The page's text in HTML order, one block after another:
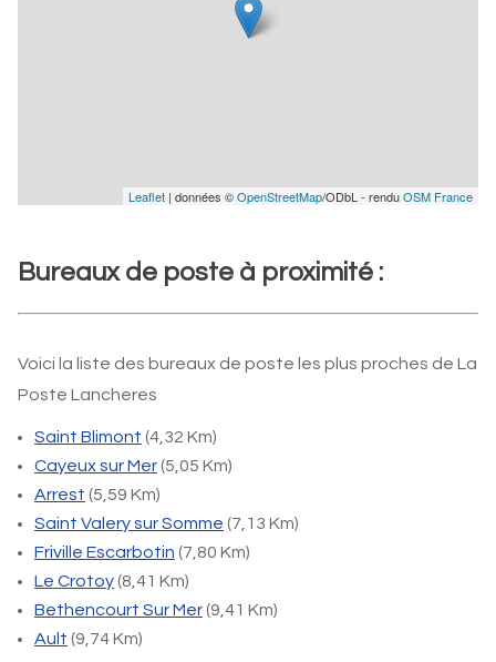
Leaflet | données ©OpenStreetMap/ODbL - renduOSM France
Bureaux de poste à proximité :
Voici la liste des bureaux de poste les plus proches de La
Poste Lancheres
Saint Blimont (4,32 Km)
Cayeux sur Mer(5,05 Km)
Arrest (5,59 Km)
Saint Valery sur Somme (7,13 Km)
Friville Escarbotin (7,80 Km)
Le Crotoy(8,41 Km)
Bethencourt Sur Mer(9,41 Km)
Ault (9,74 Km)